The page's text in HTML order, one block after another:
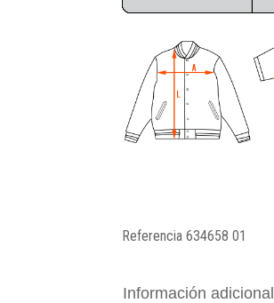
Referencia 634658 01
Información adicional